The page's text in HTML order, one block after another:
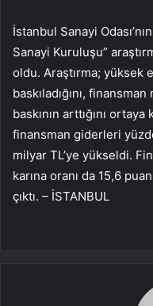
İstanbul Sanayi
Sanayi Kuruluşu”
oldu. Araştırma; yüksek
baskıladığını,
baskının arttığını
finansman giderleri
milyar TL’ye yükseldi.
karına oranı da 15,6
çıktı. – İSTANBUL